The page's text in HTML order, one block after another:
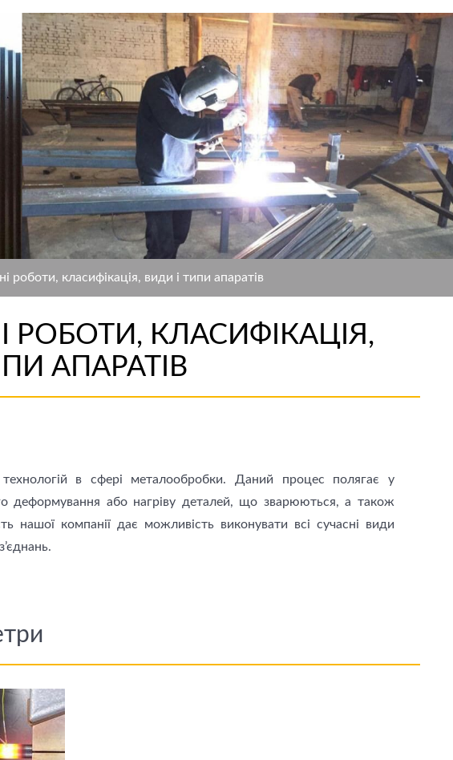
роботи, класифікація, види і типи апаратів
РОБОТИ, КЛАСИФІКАЦІЯ,
АПАРАТІВ
в сфері металообробки. Даний процес полягає у
деформування або нагріву деталей, що зварюються, а також
нашої компанії дає можливість виконувати всі сучасні види